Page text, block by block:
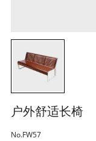
户外舒适长椅
No.FW57